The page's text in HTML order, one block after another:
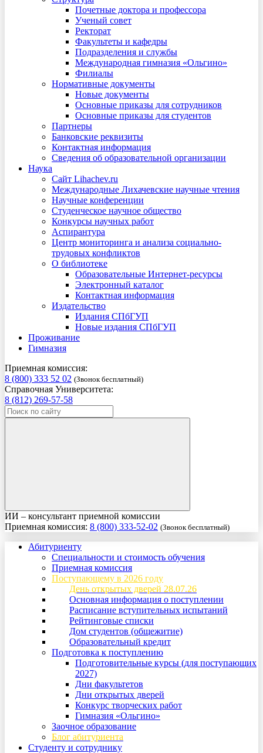
Почетные доктора и профессора
Ученый совет
Ректорат
Факультеты и кафедры
Подразделения и службы
Международная гимназия «Ольгино»
Филиалы
Нормативные документы
Новые документы
Основные приказы для сотрудников
Основные приказы для студентов
Партнеры
Банковские реквизиты
Контактная информация
Сведения об образовательной организации
Наука
Сайт Lihachev.ru
Международные Лихачевские научные чтения
Научные конференции
Студенческое научное общество
Конкурсы научных работ
Аспирантура
Центр мониторинга и анализа социально-
трудовых конфликтов
О библиотеке
Образовательные Интернет-ресурсы
Электронный каталог
Контактная информация
Издательство
Издания СПбГУП
Новые издания СПбГУП
Проживание
Гимназия
Приемная комиссия:
8 (800) 333 52 02 (Звонок бесплатный)
Справочная Университета:
8 (812) 269-57-58
ИИ – консультант приемной комиссии
Приемная комиссия: 8 (800) 333-52-02 (Звонок бесплатный)
Абитуриенту
Специальности и стоимость обучения
Приемная комиссия
Поступающему в 2026 году
День открытых дверей 28.07.26
Основная информация о поступлении
Расписание вступительных испытаний
Рейтинговые списки
Дом студентов (общежитие)
Образовательный кредит
Подготовка к поступлению
Подготовительные курсы (для поступающих
2027)
Дни факультетов
Дни открытых дверей
Конкурс творческих работ
Гимназия «Ольгино»
Заочное образование
Блог абитуриента
Студенту и сотруднику